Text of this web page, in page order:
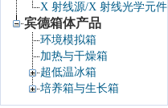
X 射线源/X 射线光学元件
宾德箱体产品
环境模拟箱
加热与干燥箱
超低温冰箱
培养箱与生长箱